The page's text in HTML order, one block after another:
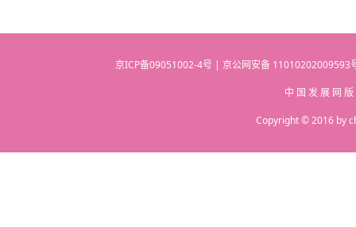
京ICP备09051002-4号 | 京公网安备
中 国 发 展 网
Copyright © 2016 by